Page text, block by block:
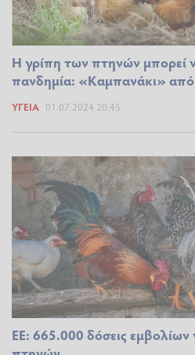
Η γρίπη των πτηνών μπορεί
πανδημία: «Καμπανάκι» από
ΥΓΕΊΑ 01.07.2024 20:45
ΕΕ: 665.000 δόσεις εμβολίων